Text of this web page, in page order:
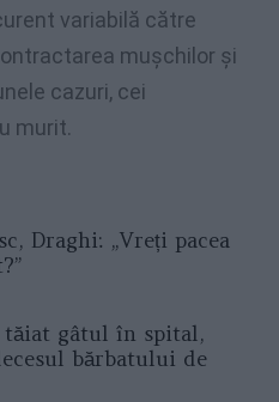
variabilă către
mușchilor și
cazuri, cei
murit.
Draghi: „Vreți pacea
gâtul în spital,
bărbatului de